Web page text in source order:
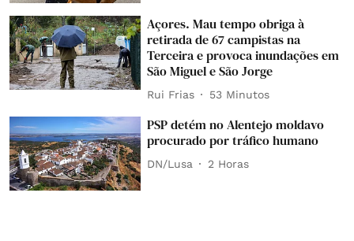
Açores. Mau tempo obriga à
retirada de 67 campistas na
Terceira e provoca inundações em
São Miguel e São Jorge
Rui Frias 53 Minutos
PSP detém no Alentejo moldavo
procurado por tráfico humano
DN/Lusa 2 Horas